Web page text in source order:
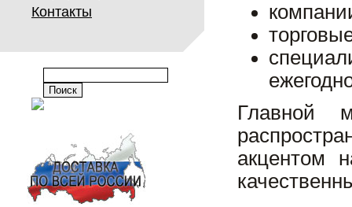
Контакты
Главной
акцентом